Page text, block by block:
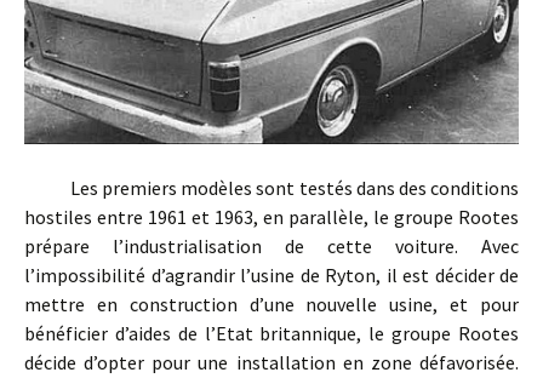
Les premiers modèles sont testés dans des conditions
hostiles entre 1961 et 1963, en parallèle, le groupe Rootes
prépare l’industrialisation de cette voiture. Avec
l’impossibilité d’agrandir l’usine de Ryton, il est décider de
mettre en construction d’une nouvelle usine, et pour
bénéficier d’aides de l’Etat britannique, le groupe Rootes
décide d’opter pour une installation en zone défavorisée.